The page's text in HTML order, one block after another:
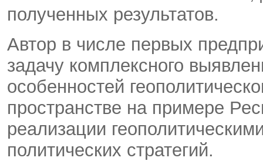
полученных результатов.
Автор в числе первых
задачу комплексного
особенностей
пространстве на примере
реализации
политических стратегий.